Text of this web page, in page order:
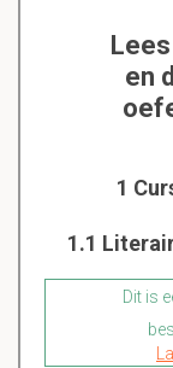
en
1
1.1
Dit is